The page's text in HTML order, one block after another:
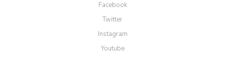
Facebook
Twitter
Instagram
Youtube